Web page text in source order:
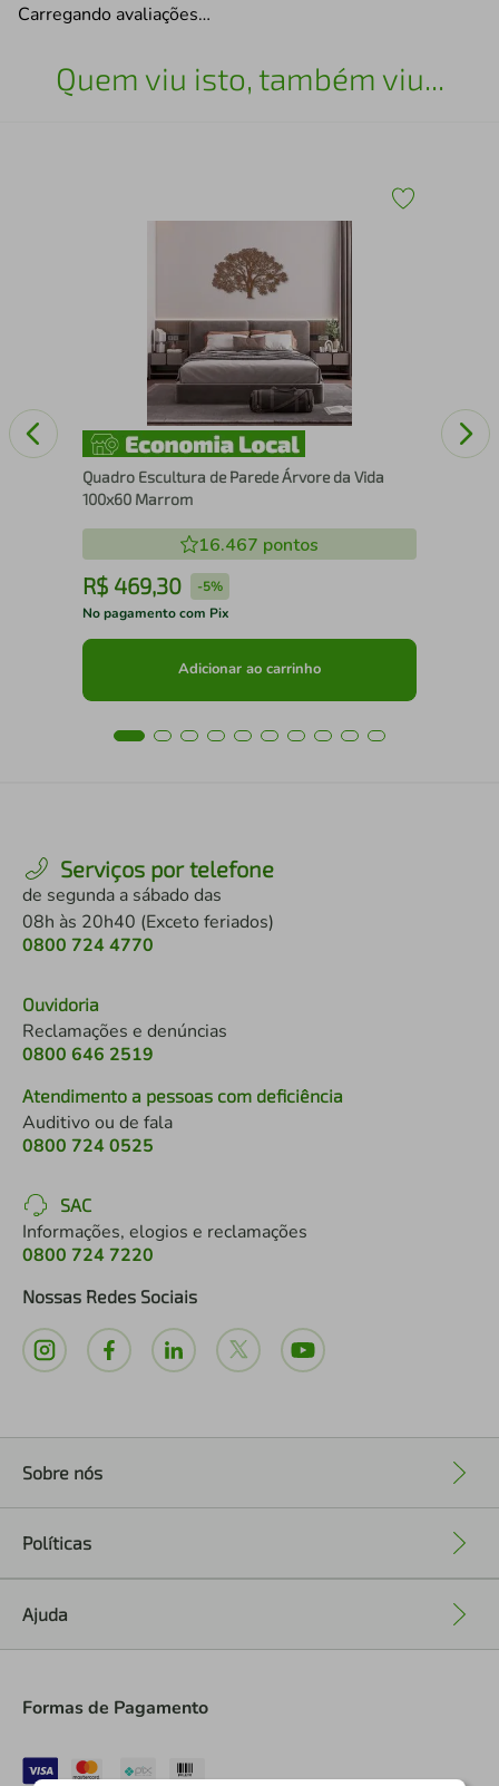
Carregando avaliações…
Quem viu isto, também viu...
Quadro Escultura de Parede Árvore da Vida
100x60 Marrom
16.467 pontos
R$ 469,30 -5%
No pagamento com Pix
Adicionar ao carrinho
Serviços por telefone
de segunda a sábado das
08h às 20h40 (Exceto feriados)
0800 724 4770
Ouvidoria
Reclamações e denúncias
0800 646 2519
Atendimento a pessoas com deficiência
Auditivo ou de fala
0800 724 0525
SAC
Informações, elogios e reclamações
0800 724 7220
Nossas Redes Sociais
Sobre nós
Políticas
Ajuda
Formas de Pagamento